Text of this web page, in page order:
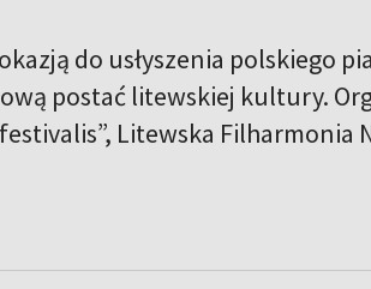
do usłyszenia polskiego
postać litewskiej kultury.
Litewska Filharmonia